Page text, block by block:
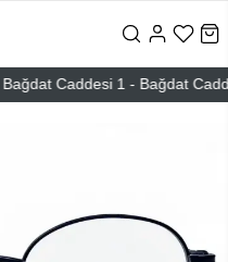
Caddesi 1 - Bağdat